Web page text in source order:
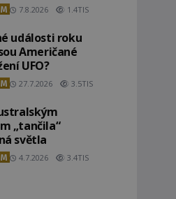
7.8.2026 1.4TIS
události roku
Američané
UFO?
27.7.2026 3.5TIS
„tančila“
světla
4.7.2026 3.4TIS